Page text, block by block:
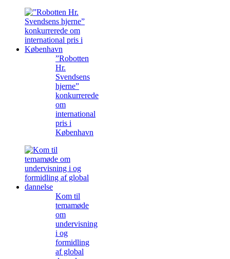
”Robotten
Hr.
Svendsens
hjerne”
konkurrerede
om
international
pris i
København
Kom til
temamøde
om
undervisning
i og
formidling
af global